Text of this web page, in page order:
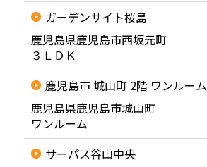
ガーデンサイト桜島
鹿児島県鹿児島市西坂元町
３ＬＤＫ
鹿児島市 城山町 2階 ワンルーム
鹿児島県鹿児島市城山町
ワンルーム
サーパス谷山中央